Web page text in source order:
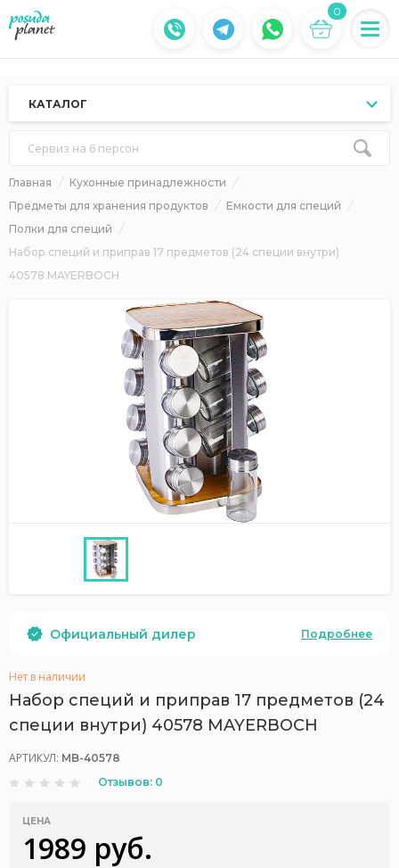
0
КАТАЛОГ
Сервиз на 6 персон
Главная
Кухонные принадлежности
Предметы для хранения продуктов
Емкости для специй
Полки для специй
Набор специй и приправ 17 предметов (24 специи внутри)
40578 MAYERBOCH
Официальный дилер Подробнее
Нет в наличии
Набор специй и приправ 17 предметов (24
специи внутри) 40578 MAYERBOCH
АРТИКУЛ: MB-40578
Отзывов: 0
ЦЕНА
1989 руб.